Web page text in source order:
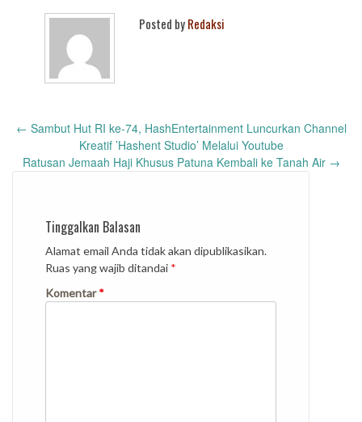
Posted byRedaksi
Post
← Sambut Hut RI ke-74, HashEntertainment Luncurkan Channel
Kreatif ’Hashent Studio’ Melalui Youtube
Ratusan Jemaah Haji Khusus Patuna Kembali ke Tanah Air →
Tinggalkan Balasan
Alamat email Anda tidak akan dipublikasikan.
Ruas yang wajib ditandai *
Komentar*